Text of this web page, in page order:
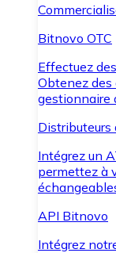
Bitnovo OTC
Effectuez
Obtenez
gestionnaire
Distributeurs
Intégrez un
permettez à
API Bitnovo
Intégrez